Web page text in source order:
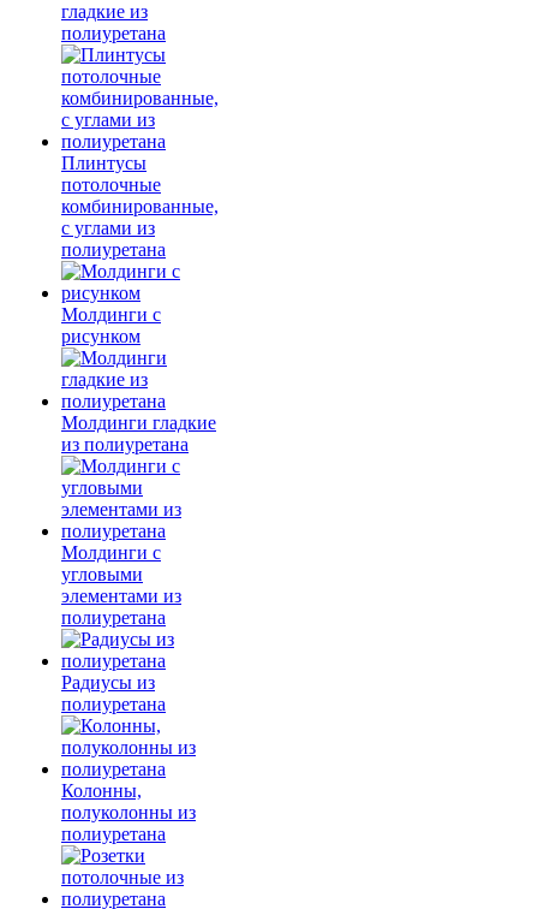
гладкие из
полиуретана
Плинтусы
потолочные
комбинированные,
с углами из
полиуретана
Молдинги c
рисунком
Молдинги гладкие
из полиуретана
Молдинги с
угловыми
элементами из
полиуретана
Радиусы из
полиуретана
Колонны,
полуколонны из
полиуретана